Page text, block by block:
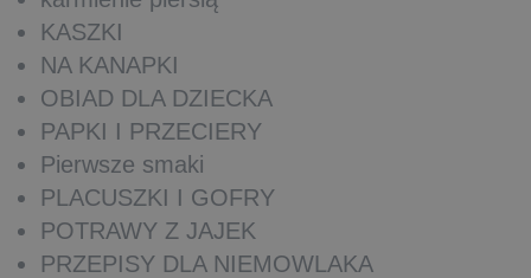
KASZKI
NA KANAPKI
OBIAD DLA DZIECKA
PAPKI I PRZECIERY
Pierwsze smaki
PLACUSZKI I GOFRY
POTRAWY Z JAJEK
PRZEPISY DLA NIEMOWLAKA